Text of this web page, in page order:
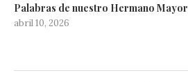
Palabras de nuestro Hermano Mayor
abril 10, 2026